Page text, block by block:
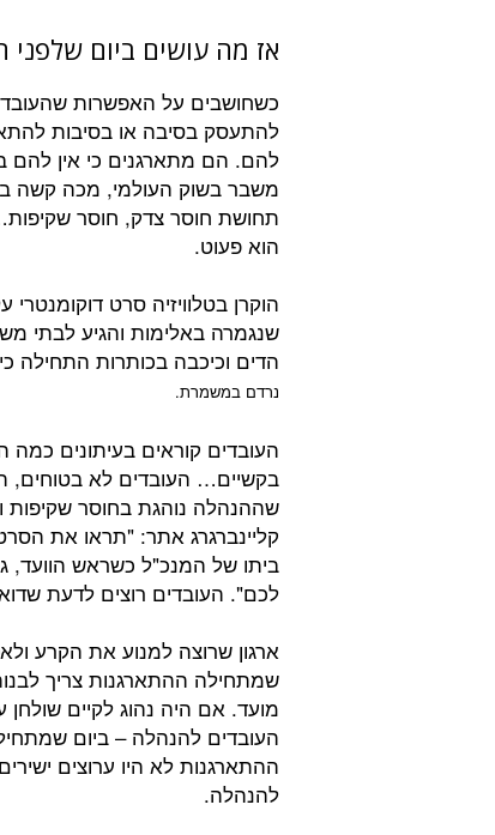
אז מה עושים ביום שלפני
כשחושבים על האפשרות
להתעסק בסיבה או בסיבות
להם. הם מתארגנים כי אין להם
משבר בשוק העולמי, מכה קשה
תחושת חוסר צדק, חוסר
הוא פעוט.
הוקרן בטלוויזיה סרט
שנגמרה באלימות והגיע לבתי
הדים וכיכבה בכותרות התחילה
נרדם במשמרת.
העובדים קוראים בעיתונים כמה
בקשיים… העובדים לא בטוחים,
שההנהלה נוהגת בחוסר
קליינברגרג אתר: "תראו את
ביתו של המנכ"ל כשראש הוועד,
לכם". העובדים רוצים לדעת
ארגון שרוצה למנוע את הקרע
שמתחילה ההתארגנות צריך
מועד. אם היה נהוג לקיים
העובדים להנהלה – ביום
ההתארגנות לא היו ערוצים
להנהלה.